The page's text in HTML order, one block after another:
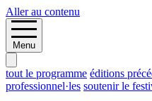
Aller au contenu
Menu
tout le programme éditions
professionnel·les soutenir le